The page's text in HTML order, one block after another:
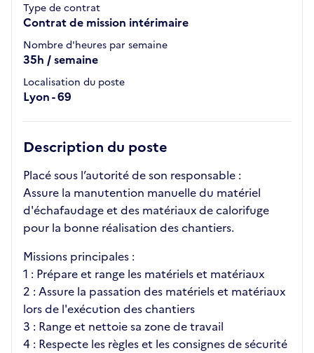
Type de contrat
Contrat de mission intérimaire
Nombre d'heures par semaine
35h / semaine
Localisation du poste
Lyon - 69
Description du poste
Placé sous l’autorité de son responsable :
Assure la manutention manuelle du matériel
d'échafaudage et des matériaux de calorifuge
pour la bonne réalisation des chantiers.
Missions principales :
1 : Prépare et range les matériels et matériaux
2 : Assure la passation des matériels et matériaux
lors de l'exécution des chantiers
3 : Range et nettoie sa zone de travail
4 : Respecte les règles et les consignes de sécurité